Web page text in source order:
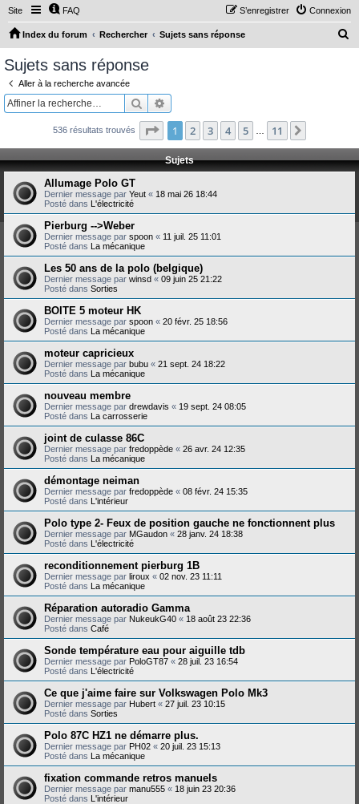
Site FAQ Connexion
S’enregistrer
Index du forum Rechercher Sujets sans réponse
c
h
Sujets sans réponse
Aller à la recherche avancée
Rechercher
536 résultats trouvés Page 1sur11
1 2 3 4 5 11
Sujets
Allumage Polo GT
Dernier message par Yeut « 18 mai 26 18:44
Posté dans L'électricité
Pierburg -->Weber
Dernier message par spoon « 11 juil. 25 11:01
Posté dans La mécanique
Les 50 ans de la polo (belgique)
Dernier message par winsd « 09 juin 25 21:22
Posté dans Sorties
BOITE 5 moteur HK
Dernier message par spoon « 20 févr. 25 18:56
Posté dans La mécanique
moteur capricieux
Dernier message par bubu « 21 sept. 24 18:22
Posté dans La mécanique
nouveau membre
Dernier message par drewdavis « 19 sept. 24 08:05
Posté dans La carrosserie
joint de culasse 86C
Dernier message par fredoppède « 26 avr. 24 12:35
Posté dans La mécanique
démontage neiman
Dernier message par fredoppède « 08 févr. 24 15:35
Posté dans L'intérieur
Polo type 2- Feux de position gauche ne fonctionnent plus
Dernier message par MGaudon « 28 janv. 24 18:38
Posté dans L'électricité
reconditionnement pierburg 1B
Dernier message par liroux « 02 nov. 23 11:11
Posté dans La mécanique
Réparation autoradio Gamma
Dernier message par NukeukG40 « 18 août 23 22:36
Posté dans Café
Sonde température eau pour aiguille tdb
Dernier message par PoloGT87 « 28 juil. 23 16:54
Posté dans L'électricité
Ce que j'aime faire sur Volkswagen Polo Mk3
Dernier message par Hubert « 27 juil. 23 10:15
Posté dans Sorties
Polo 87C HZ1 ne démarre plus.
Dernier message par PH02 « 20 juil. 23 15:13
Posté dans La mécanique
fixation commande retros manuels
Dernier message par manu555 « 18 juin 23 20:36
Posté dans L'intérieur